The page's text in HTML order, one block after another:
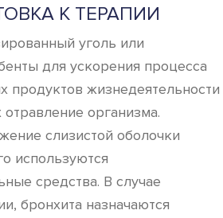
К ТЕРАПИИ
уголь или
для ускорения процесса
продуктов жизнедеятельности
организма.
слизистой оболочки
используются
средства. В случае
бронхита назначаются